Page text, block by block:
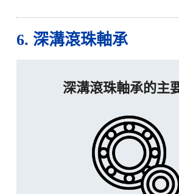
6. 深溝滾珠軸承
深溝滾珠軸承的主